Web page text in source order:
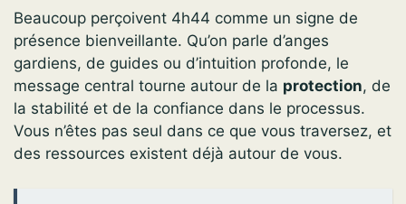
Beaucoup perçoivent 4h44 comme un signe de
présence bienveillante. Qu’on parle d’anges
gardiens, de guides ou d’intuition profonde, le
message central tourne autour de la protection, de
la stabilité et de la confiance dans le processus.
Vous n’êtes pas seul dans ce que vous traversez, et
des ressources existent déjà autour de vous.